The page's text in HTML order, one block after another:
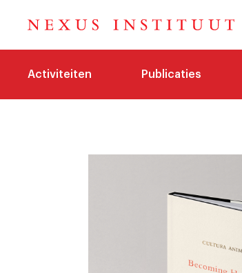
Activiteiten Publicaties